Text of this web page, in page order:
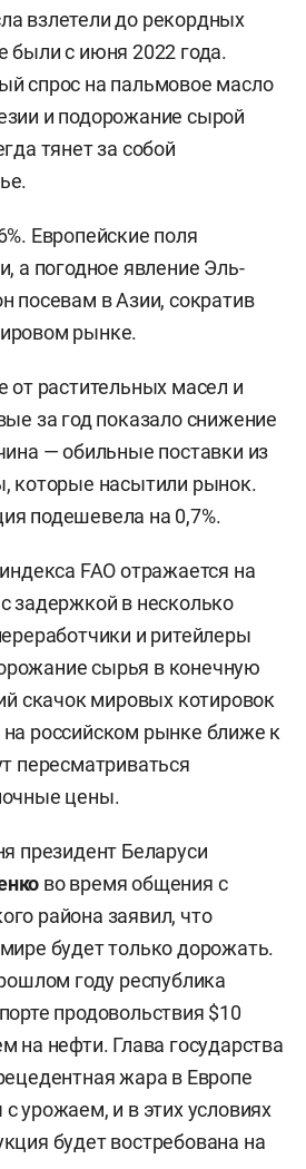
взлетели до рекордных
были с июня 2022 года.
спрос на пальмовое масло
и подорожание сырой
тянет за собой
Европейские поля
а погодное явление Эль-
посевам в Азии, сократив
рынке.
от растительных масел и
за год показало снижение
— обильные поставки из
которые насытили рынок.
подешевела на 0,7%.
FAO отражается на
задержкой в несколько
и ритейлеры
сырья в конечную
скачок мировых котировок
российском рынке ближе к
пересматриваться
цены.
президент Беларуси
во время общения с
района заявил, что
будет только дорожать.
году республика
продовольствия $10
на нефти. Глава государства
жара в Европе
урожаем, и в этих условиях
будет востребована на